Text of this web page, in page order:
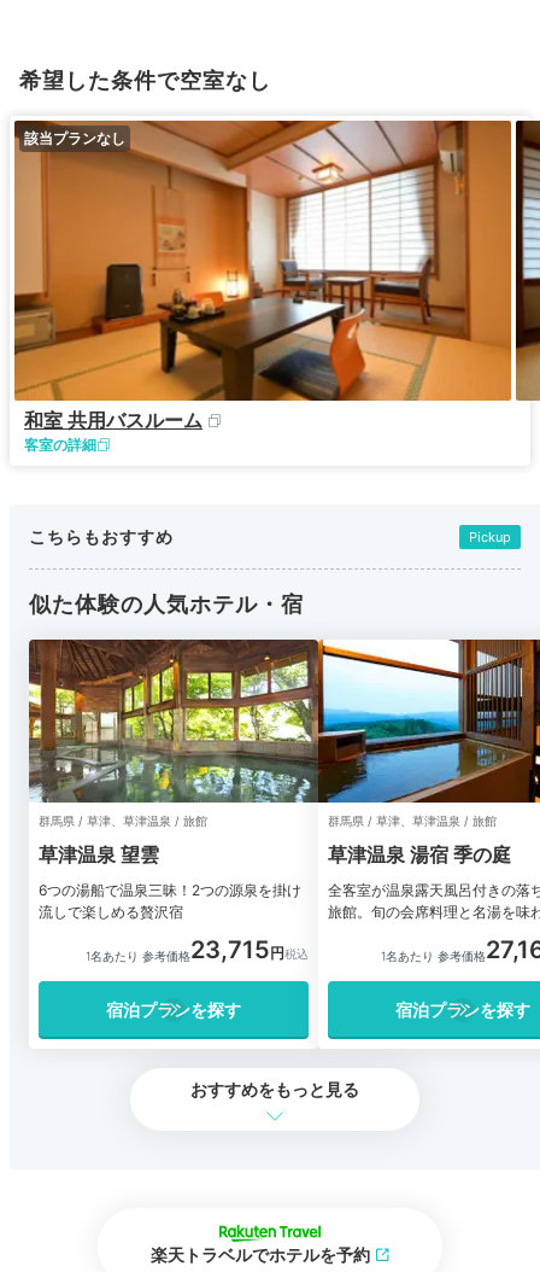
希望した条件で空室なし
該当プランなし
和室 共用バスルーム
客室の詳細
こちらもおすすめ Pickup
似た体験の人気ホテル・宿
群馬県 / 草津、草津温泉 / 旅館
草津温泉 望雲
6つの湯船で温泉三昧！2つの源泉を掛け
流しで楽しめる贅沢宿
1名あたり 参考価格23,715
宿泊プランを探す
群馬県 / 草津、草津温泉 / 旅館
草津温泉 湯宿 季の庭
全客室が温泉露天風呂付きの落
旅館。旬の会席料理と名湯を味
1名あたり 参考価格
宿泊プランを探す
おすすめをもっと見る
楽天トラベルでホテルを予約